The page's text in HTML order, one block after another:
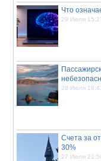
Что
29 Июля
28 Июля
Счета за
30%
27 Июля